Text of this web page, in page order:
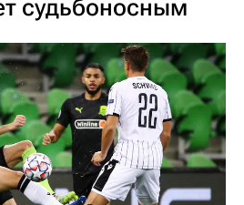
судьбоносным